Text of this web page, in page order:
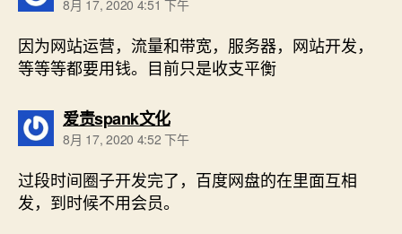
8月 17, 2020 4:51 下午
因为网站运营，流量和带宽，服务器，网站开发，
等等等都要用钱。目前只是收支平衡
爱责spank文化说：
8月 17, 2020 4:52 下午
过段时间圈子开发完了，百度网盘的在里面互相
发，到时候不用会员。